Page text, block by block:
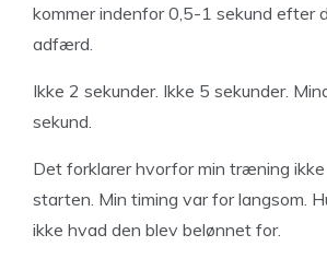
kommer indenfor 0,5-1 sekund efter
adfærd.
Ikke 2 sekunder. Ikke 5 sekunder.
sekund.
Det forklarer hvorfor min træning ikke
starten. Min timing var for langsom.
ikke hvad den blev belønnet for.